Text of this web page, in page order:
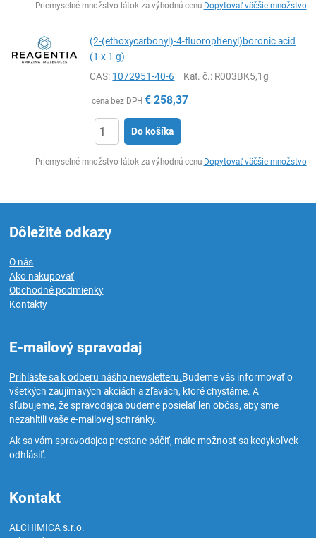
Priemyselné množstvo látok za výhodnú cenu Dopytovať väčšie množstvo
(2-(ethoxycarbonyl)-4-fluorophenyl)boronic acid
(1 x 1 g)
CAS: 1072951-40-6 Kat. č.: R003BK5,1g
cena bez DPH € 258,37
Do košíka
Priemyselné množstvo látok za výhodnú cenu Dopytovať väčšie množstvo
Dôležité odkazy
O nás
Ako nakupovať
Obchodné podmienky
Kontakty
E-mailový spravodaj
Prihláste sa k odberu nášho newsletteru.Budeme vás informovať o
všetkých zaujímavých akciách a zľavách, ktoré chystáme. A
sľubujeme, že spravodajca budeme posielať len občas, aby sme
nezahltili vaše e-mailovej schránky.
Ak sa vám spravodajca prestane páčiť, máte možnosť sa kedykoľvek
odhlásiť.
Kontakt
ALCHIMICA s.r.o.